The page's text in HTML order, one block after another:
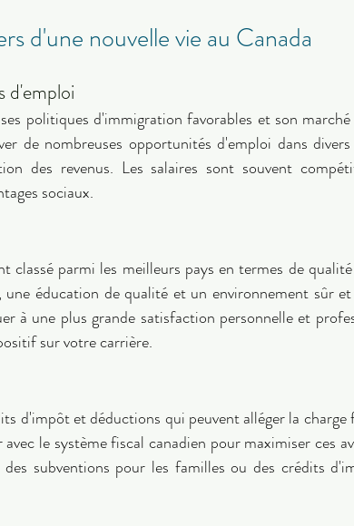
d'une nouvelle vie au Canada
d'emploi
politiques d'immigration favorables et son
de nombreuses opportunités d'emploi dans
des revenus. Les salaires sont souvent
sociaux.
classé parmi les meilleurs pays en termes de
une éducation de qualité et un environnement sûr
à une plus grande satisfaction personnelle et
sur votre carrière.
d'impôt et déductions qui peuvent alléger la charge
le système fiscal canadien pour maximiser ces
subventions pour les familles ou des crédits